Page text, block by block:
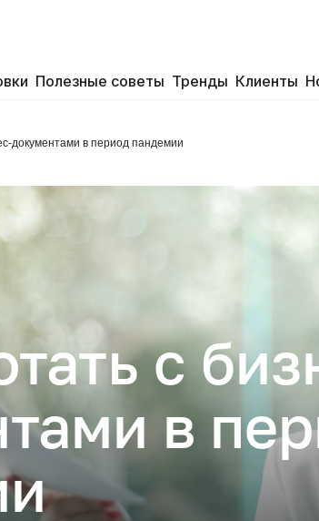
Полезные советы Тренды Клиенты
документами в период пандемии
с
в